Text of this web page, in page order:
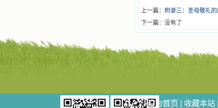
上一篇：
附录三：圣母敬礼
下一篇：没有了
设为首页 | 收藏本站